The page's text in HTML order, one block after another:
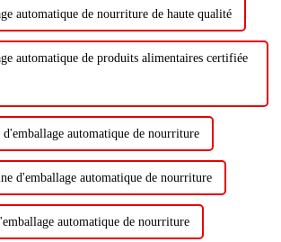
automatique de nourriture de haute qualité
automatique de produits alimentaires certifiée
automatique de nourriture
d'emballage automatique de nourriture
automatique de nourriture